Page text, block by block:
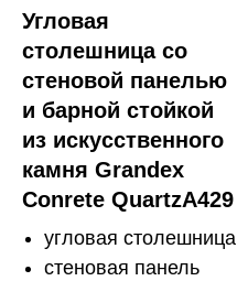
Угловая
столешница со
стеновой панелью
и барной стойкой
из искусственного
камня Grandex
Conrete QuartzA429
угловая столешница
стеновая панель